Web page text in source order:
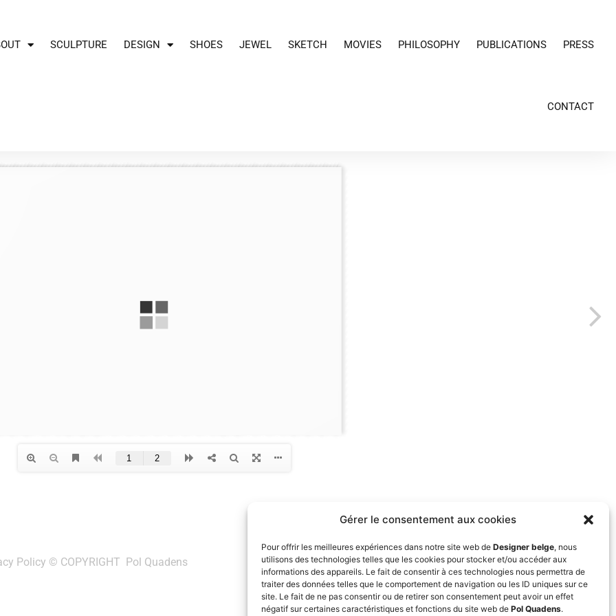
Gérer le consentement aux cookies
Pour offrir les meilleures expériences dans notre site web de Designer belge, nous
utilisons des technologies telles que les cookies pour stocker et/ou accéder aux
informations des appareils. Le fait de consentir à ces technologies nous permettra de
traiter des données telles que le comportement de navigation ou les ID uniques sur ce
site. Le fait de ne pas consentir ou de retirer son consentement peut avoir un effet
négatif sur certaines caractéristiques et fonctions du site web de Pol Quadens.
SCULPTURE DESIGN SHOES JEWEL SKETCH MOVIES PHILOSOPHY PUBLICATIONS PRESS
CONTACT
Policy © COPYRIGHT Pol Quadens